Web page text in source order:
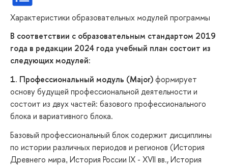
Характеристики образовательных модулей программы
В соответствии с образовательным стандартом 2019
года в редакции 2024 года учебный план состоит из
следующих модулей:
1. Профессиональный модуль (Major)формирует
основу будущей профессиональной деятельности и
состоит из двух частей: базового профессионального
блока и вариативного блока.
Базовый профессиональный блок содержит дисциплины
по истории различных периодов и регионов (История
Древнего мира, История России IX - XVII вв., История